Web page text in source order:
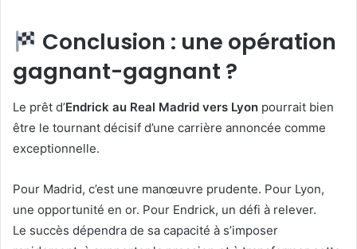
Conclusion : une opération
gagnant-gagnant ?
Le prêt d’Endrick au Real Madrid vers Lyon pourrait bien
être le tournant décisif d’une carrière annoncée comme
exceptionnelle.
Pour Madrid, c’est une manœuvre prudente. Pour Lyon,
une opportunité en or. Pour Endrick, un défi à relever.
Le succès dépendra de sa capacité à s’imposer